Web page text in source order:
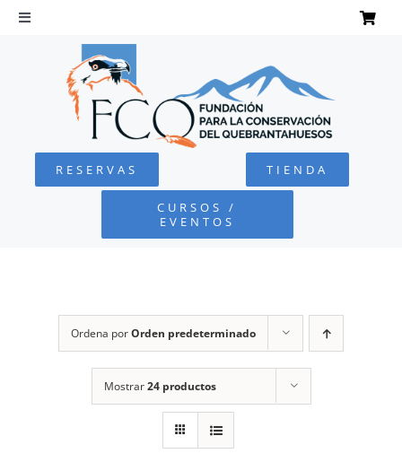
Saltar
Toggle
Navigation
QUEBRANTAHUESOS
FUNDACIÓN
RESERVAS TIENDA
CURSOS /
EVENTOS
Ordena porOrden predeterminado
Mostrar24 productos